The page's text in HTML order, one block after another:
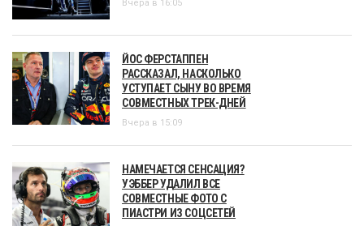
Вчера в 16:05
ЙОС ФЕРСТАППЕН
РАССКАЗАЛ, НАСКОЛЬКО
УСТУПАЕТ СЫНУ ВО ВРЕМЯ
СОВМЕСТНЫХ ТРЕК-ДНЕЙ
Вчера в 15:09
НАМЕЧАЕТСЯ СЕНСАЦИЯ?
УЭББЕР УДАЛИЛ ВСЕ
СОВМЕСТНЫЕ ФОТО С
ПИАСТРИ ИЗ СОЦСЕТЕЙ